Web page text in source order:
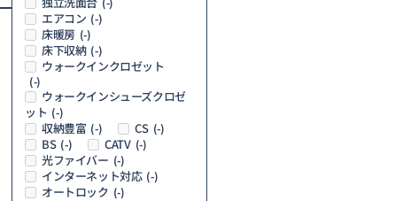
エアコン (-)
床暖房 (-)
床下収納 (-)
ウォークインクロゼット
(-)
ウォークインシューズクロゼ
ット (-)
収納豊富 (-) CS (-)
BS (-) CATV (-)
光ファイバー (-)
インターネット対応 (-)
オートロック (-)